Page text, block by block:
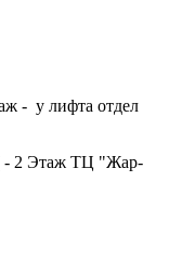
- у лифта отдел
- 2 Этаж ТЦ "Жар-